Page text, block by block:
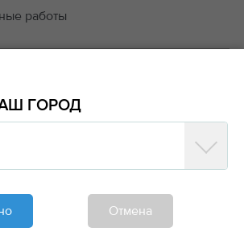
работы
работы
работы
ГОРОД
Отмена